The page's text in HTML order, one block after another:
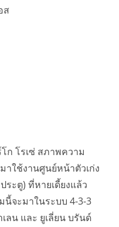
ส
ก โรเซ่ สภาพความ
ใช้งานศูนย์หน้าตัวเก่ง
ระตู) ที่หายเดี้ยงแล้ว
นี้จะมาในระบบ 4-3-3
ลน และ ยูเลี่ยน บรันด์